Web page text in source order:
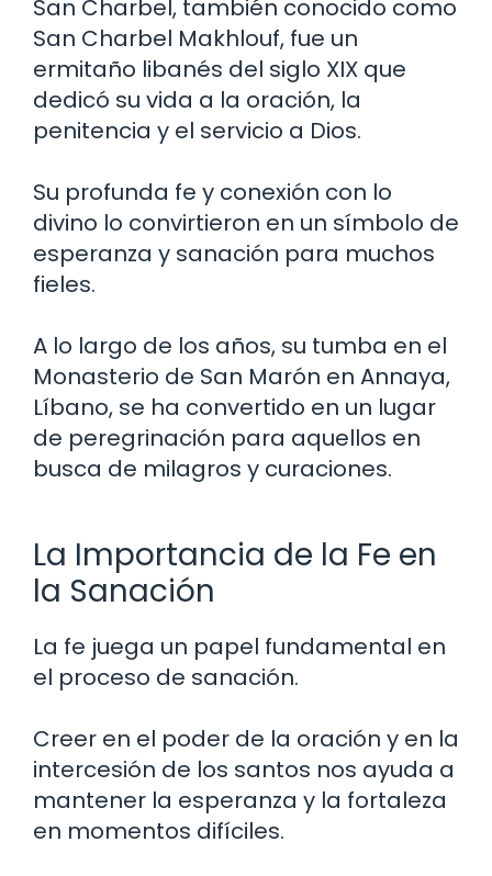
San Charbel, también conocido como
San Charbel Makhlouf, fue un
ermitaño libanés del siglo XIX que
dedicó su vida a la oración, la
penitencia y el servicio a Dios.
Su profunda fe y conexión con lo
divino lo convirtieron en un símbolo de
esperanza y sanación para muchos
fieles.
A lo largo de los años, su tumba en el
Monasterio de San Marón en Annaya,
Líbano, se ha convertido en un lugar
de peregrinación para aquellos en
busca de milagros y curaciones.
La Importancia de la Fe en
la Sanación
La fe juega un papel fundamental en
el proceso de sanación.
Creer en el poder de la oración y en la
intercesión de los santos nos ayuda a
mantener la esperanza y la fortaleza
en momentos difíciles.